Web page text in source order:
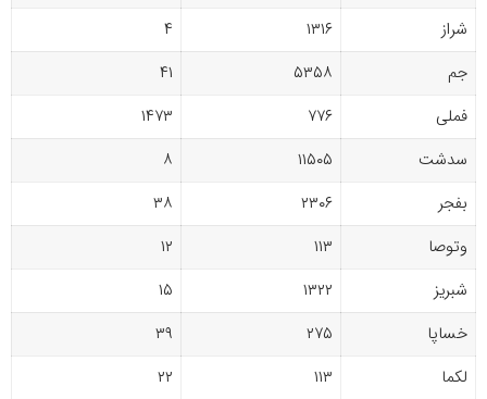
شراز
۱۳۱۶
۴
جم
۵۳۵۸
۴۱
فملی
۷۷۶
۱۴۷۳
سدشت
۱۱۵۰۵
۸
بفجر
۲۳۰۶
۳۸
وتوصا
۱۱۳
۱۲
شبریز
۱۳۲۲
۱۵
خساپا
۲۷۵
۳۹
لکما
۱۱۳
۲۲